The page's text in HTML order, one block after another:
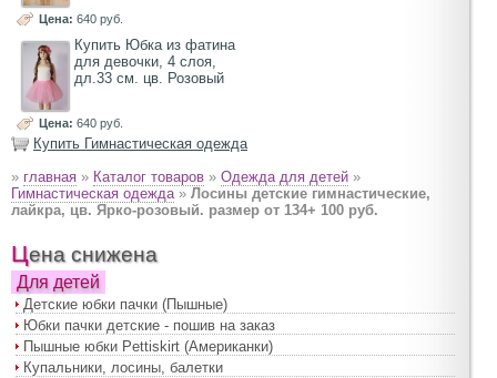
Цена: 640 руб.
Купить Юбка из фатина
для девочки, 4 слоя,
дл.33 см. цв. Розовый
Цена: 640 руб.
Купить Гимнастическая одежда
» главная » Каталог товаров » Одежда для детей »
Гимнастическая одежда » Лосины детские гимнастические,
лайкра, цв. Ярко-розовый. размер от 134+ 100 руб.
Цена снижена
Для детей
Детские юбки пачки (Пышные)
Юбки пачки детские - пошив на заказ
Пышные юбки Pettiskirt (Американки)
Купальники, лосины, балетки